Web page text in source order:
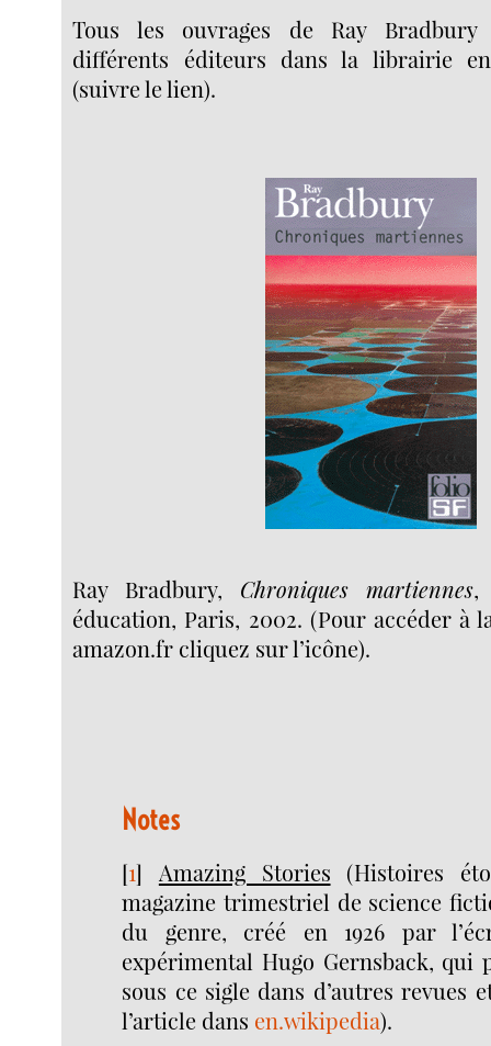
Tous les ouvrages de Ray Bradbury
différents éditeurs dans la librairie
(suivre le lien).
Ray Bradbury, Chroniques martiennes,
éducation, Paris, 2002. (Pour accéder à
amazon.fr cliquez sur l’icône).
Notes
[1] Amazing Stories (Histoires
magazine trimestriel de science
du genre, créé en 1926 par
expérimental Hugo Gernsback, qui
sous ce sigle dans d’autres revues
l’article dans en.wikipedia).